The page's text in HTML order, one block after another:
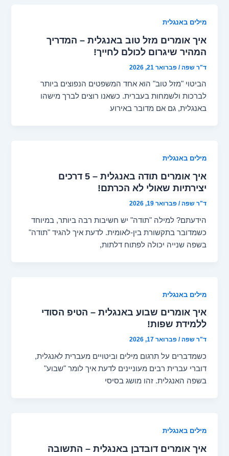
מילים באנגלית
איך אומרים מזל טוב באנגלית – המדריך
המהיר שיגרום לכולם לחייך!
ד"ר שפה/פברואר 21, 2026
הביטוי "מזל טוב" הוא אחד המשפטים הנפוצים ביותר
לברכות ולשמחות בעברית. כשאנו רוצים לברך מישהו
באנגלית, גם אם מדובר באירוע
מילים באנגלית
איך אומרים תודה באנגלית – 5 דרכים
יצירתיות שאולי לא הכרתם!
ד"ר שפה/פברואר 19, 2026
הידעתם? למילה "תודה" יש חשיבות רבה ביותר, במיוחד
כשמדובר בתקשורת בין-לאומית. לדעת איך להגיד "תודה"
בשפה שנייה יכולה לפתוח דלתות,
מילים באנגלית
איך אומרים שבוע באנגלית – הטיפ הסודי
ללמידת שפות!
ד"ר שפה/פברואר 17, 2026
כשמדברים על תרגום מילים וביטויים מעברית לאנגלית,
דוברי עברית רבים מעוניינים לדעת איך לומר "שבוע"
בשפה האנגלית. זהו מושג בסיסי
מילים באנגלית
איך אומרים דובדבן באנגלית – התשובה